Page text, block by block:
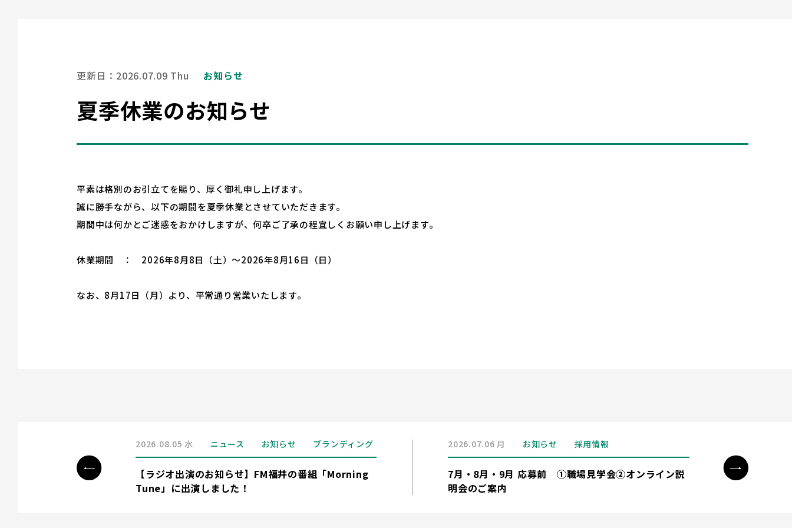
更新日：2026.07.09 Thu お知らせ
夏季休業のお知らせ
平素は格別のお引立てを賜り、厚く御礼申し上げます。
誠に勝手ながら、以下の期間を夏季休業とさせていただきます。
期間中は何かとご迷惑をおかけしますが、何卒ご了承の程宜しくお願い申し上げます。
休業期間 ： 2026年8月8日（土）～2026年8月16日（日）
なお、8月17日（月）より、平常通り営業いたします。
2026.08.05 水 ニュース お知らせ ブランディング
【ラジオ出演のお知らせ】FM福井の番組「Morning
Tune」に出演しました！
2026.07.06 月 お知らせ 採用情報
7月・8月・9月 応募前 ①職場見学会②オンライン説
明会のご案内